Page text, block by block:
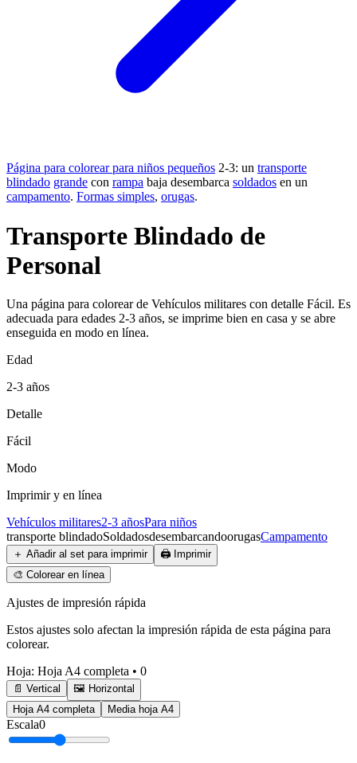
Página para colorear para niños pequeños 2-3: un transporte
blindado grande con rampa baja desembarca soldados en un
campamento. Formas simples, orugas.
Transporte Blindado de
Personal
Una página para colorear de Vehículos militares con detalle Fácil. Es
adecuada para edades 2-3 años, se imprime bien en casa y se abre
enseguida en modo en línea.
Edad
2-3 años
Detalle
Fácil
Modo
Imprimir y en línea
Vehículos militares2-3 añosPara niños
transporte blindadoSoldadosdesembarcandoorugasCampamento
＋ Añadir al set para imprimir 🖨️ Imprimir
🎨 Colorear en línea
Ajustes de impresión rápida
Estos ajustes solo afectan la impresión rápida de esta página para
colorear.
Hoja: Hoja A4 completa • 0
📄 Vertical
🖼️ Horizontal
Hoja A4 completa
Media hoja A4
Escala0